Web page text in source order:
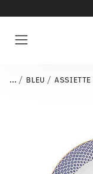
☀️ Summer
... BLEU